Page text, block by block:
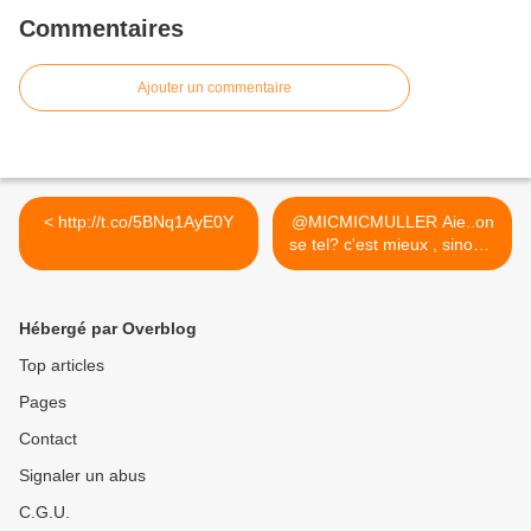
Commentaires
Ajouter un commentaire
< http://t.co/5BNq1AyE0Y
@MICMICMULLER Aie..on
se tel? c'est mieux , sinon...
>
Hébergé par Overblog
Top articles
Pages
Contact
Signaler un abus
C.G.U.